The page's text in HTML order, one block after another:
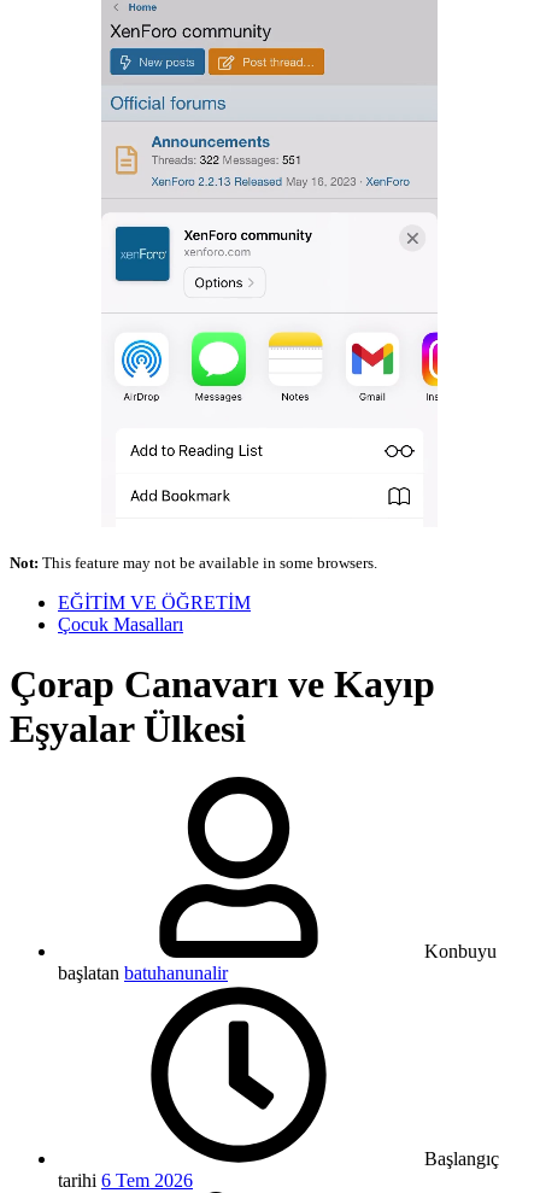
Not: This feature may not be available in some browsers.
EĞİTİM VE ÖĞRETİM
Çocuk Masalları
Çorap Canavarı ve Kayıp
Eşyalar Ülkesi
Konbuyu
başlatan batuhanunalir
Başlangıç
tarihi 6 Tem 2026